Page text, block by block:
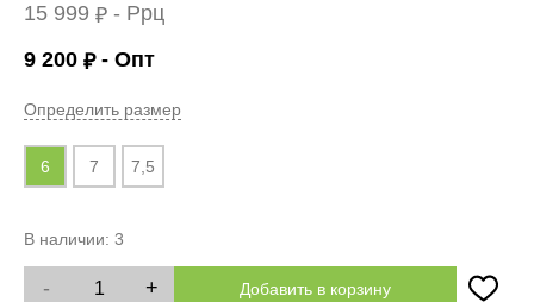
15 999 ₽ - Ррц
9 200 ₽- Опт
Определить размер
6 7 7,5
В наличии: 3
- + Добавить в корзину